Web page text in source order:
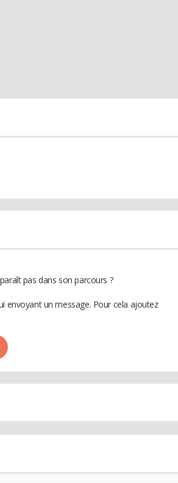
pas dans son parcours ?
envoyant un message. Pour cela ajoutez